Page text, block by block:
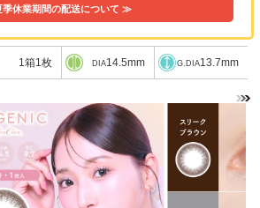
季休業期間の配送について ≫
1箱1枚 DIA14.5mm G.DIA13.7mm